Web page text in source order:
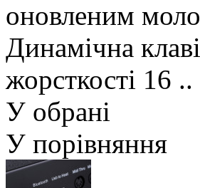
оновленим
Динамічна
жорсткості 16 ..
У обрані
У порівняння